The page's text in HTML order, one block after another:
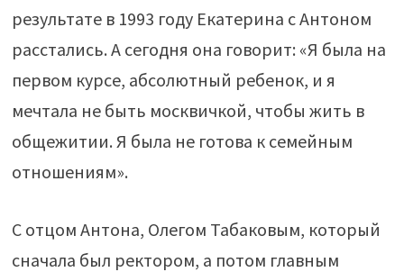
результате в 1993 году Екатерина с Антоном
расстались. А сегодня она говорит: «Я была на
первом курсе, абсолютный ребенок, и я
мечтала не быть москвичкой, чтобы жить в
общежитии. Я была не готова к семейным
отношениям».
С отцом Антона, Олегом Табаковым, который
сначала был ректором, а потом главным